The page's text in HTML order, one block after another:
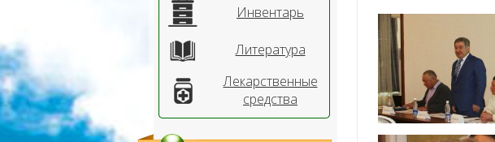
Инвентарь
Литература
Лекарственные
средства